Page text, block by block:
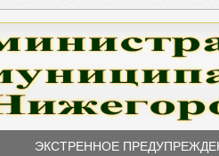
ЭКСТРЕННОЕ